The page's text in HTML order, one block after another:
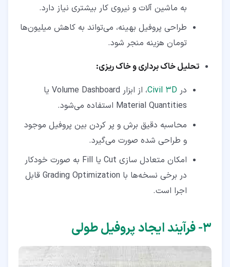
به ماشین ‌آلات و نیروی کار بیشتری نیاز دارد.
طراحی پروفیل بهینه، می‌تواند به کاهش میلیون‌ها
تومان هزینه منجر شود.
تحلیل خاک ‌برداری و خاک‌ ریزی:
در Civil 3D
، از ابزار Volume Dashboard یا
Material Quantities استفاده می‌شود.
محاسبه دقیق برش و پر کردن بین پروفیل موجود
و طراحی ‌شده صورت می‌گیرد.
امکان متعادل ‌سازی Cut یا Fill به ‌صورت خودکار
در برخی نسخه‌ها با Grading Optimization قابل
اجرا است.
۳‏- فرآیند ایجاد پروفیل طولی